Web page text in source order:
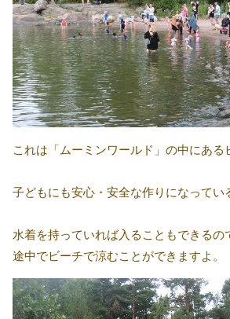
これは「ムーミンワールド」の中にある
子どもにも安心・安全な作りになってい
水着を持っていれば入ることもできるの
途中でビーチで涼むことができますよ。